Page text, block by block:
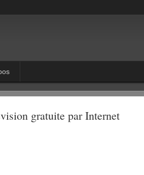
gratuite par Internet